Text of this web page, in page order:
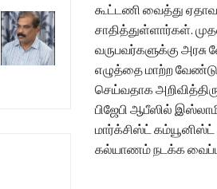
கூட்டணி வைத்து
சாதித்துள்ளார்கள்.
வருபவர்களுக்கு
எழுத்தை மாற்ற
செய்வதாக
பிஜேபி ஆபீஸில்
மார்க்சிஸ்ட் கம்யூனிஸ்ட்
கல்யாணம் நடக்க